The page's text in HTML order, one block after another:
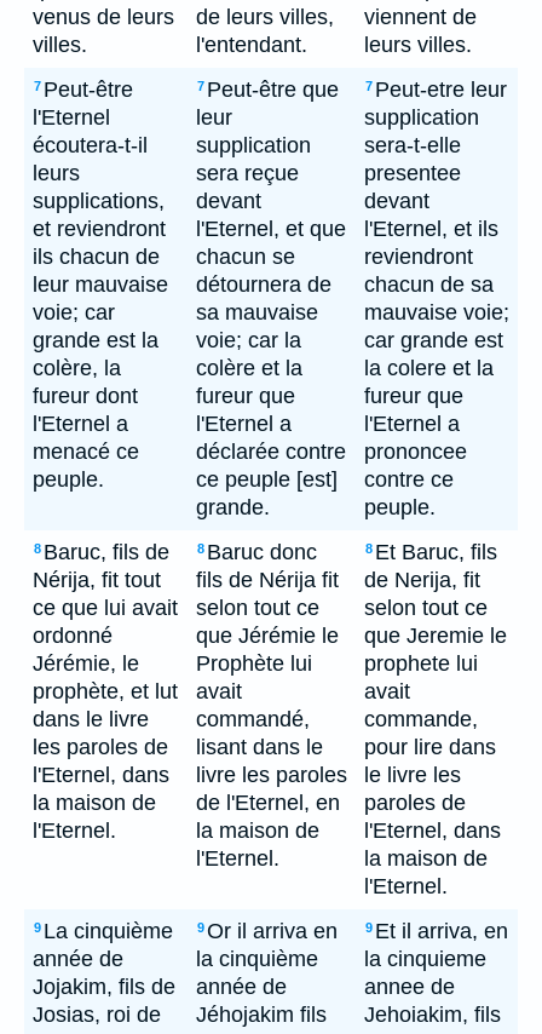
venus de leurs
villes.
de leurs villes,
l'entendant.
viennent de
leurs villes.
7 Peut-être
l'Eternel
écoutera-t-il
leurs
supplications,
et reviendront
ils chacun de
leur mauvaise
voie; car
grande est la
colère, la
fureur dont
l'Eternel a
menacé ce
peuple.
7 Peut-être que
leur
supplication
sera reçue
devant
l'Eternel, et que
chacun se
détournera de
sa mauvaise
voie; car la
colère et la
fureur que
l'Eternel a
déclarée contre
ce peuple [est]
grande.
7 Peut-etre leur
supplication
sera-t-elle
presentee
devant
l'Eternel, et ils
reviendront
chacun de sa
mauvaise voie;
car grande est
la colere et la
fureur que
l'Eternel a
prononcee
contre ce
peuple.
8 Baruc, fils de
Nérija, fit tout
ce que lui avait
ordonné
Jérémie, le
prophète, et lut
dans le livre
les paroles de
l'Eternel, dans
la maison de
l'Eternel.
8 Baruc donc
fils de Nérija fit
selon tout ce
que Jérémie le
Prophète lui
avait
commandé,
lisant dans le
livre les paroles
de l'Eternel, en
la maison de
l'Eternel.
8 Et Baruc, fils
de Nerija, fit
selon tout ce
que Jeremie le
prophete lui
avait
commande,
pour lire dans
le livre les
paroles de
l'Eternel, dans
la maison de
l'Eternel.
9 La cinquième
année de
Jojakim, fils de
Josias, roi de
9Or il arriva en
la cinquième
année de
Jéhojakim fils
9 Et il arriva, en
la cinquieme
annee de
Jehoiakim, fils